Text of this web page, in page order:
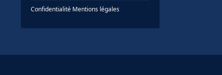
Confidentialité·Mentions légales